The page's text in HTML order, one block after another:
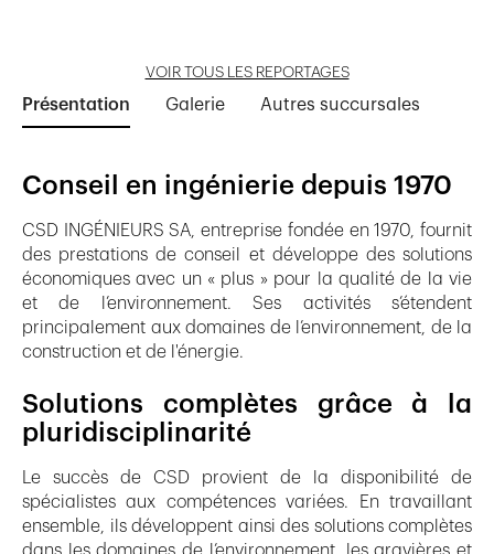
VOIR TOUS LES REPORTAGES
Présentation Galerie Autres succursales
Conseil en ingénierie depuis 1970
CSD INGÉNIEURS SA, entreprise fondée en 1970, fournit
des prestations de conseil et développe des solutions
économiques avec un « plus » pour la qualité de la vie
et de l’environnement. Ses activités s’étendent
principalement aux domaines de l’environnement, de la
construction et de l'énergie.
Solutions complètes grâce à la
pluridisciplinarité
Le succès de CSD provient de la disponibilité de
spécialistes aux compétences variées. En travaillant
ensemble, ils développent ainsi des solutions complètes